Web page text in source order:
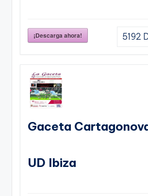
¡Descarga ahora! 5192
Gaceta
UD Ibiza